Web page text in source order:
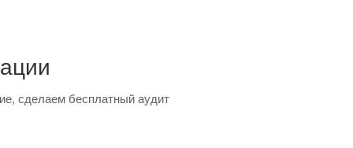
сделаем бесплатный аудит